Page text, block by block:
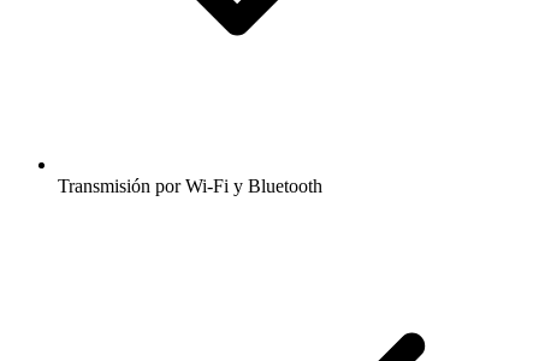
Transmisión por Wi-Fi y Bluetooth